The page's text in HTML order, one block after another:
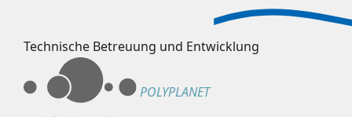
Technische Betreuung und Entwicklung
POLYPLANET